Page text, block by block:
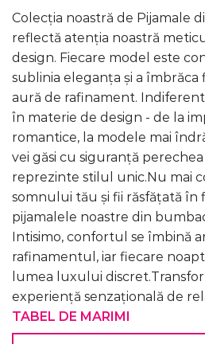
Colecția noastră de Pijamale
reflectă atenția noastră
design. Fiecare model este
sublinia eleganța și a
aură de rafinament.
în materie de design - de la
romantice, la modele mai
vei găsi cu siguranță
reprezinte stilul unic.Nu mai
somnului tău și fii răsfățată în
pijamalele noastre din
Intisimo, confortul se îmbină
rafinamentul, iar fiecare
lumea luxului
experiență senzațională de
TABEL DE MARIMI